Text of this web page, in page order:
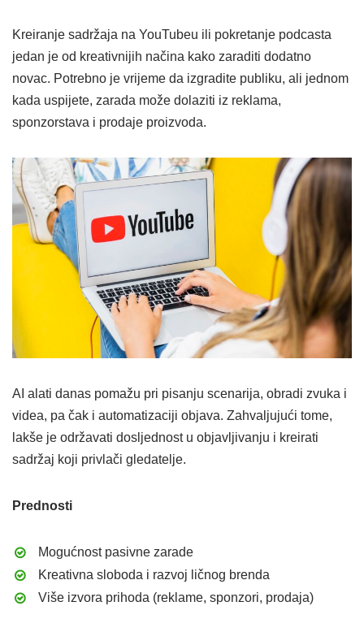
Kreiranje sadržaja na YouTubeu ili pokretanje podcasta
jedan je od kreativnijih načina kako zaraditi dodatno
novac. Potrebno je vrijeme da izgradite publiku, ali jednom
kada uspijete, zarada može dolaziti iz reklama,
sponzorstava i prodaje proizvoda.
AI alati danas pomažu pri pisanju scenarija, obradi zvuka i
videa, pa čak i automatizaciji objava. Zahvaljujući tome,
lakše je održavati dosljednost u objavljivanju i kreirati
sadržaj koji privlači gledatelje.
Prednosti
Mogućnost pasivne zarade
Kreativna sloboda i razvoj ličnog brenda
Više izvora prihoda (reklame, sponzori, prodaja)